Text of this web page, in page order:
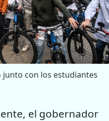
con los estudiantes
el gobernador